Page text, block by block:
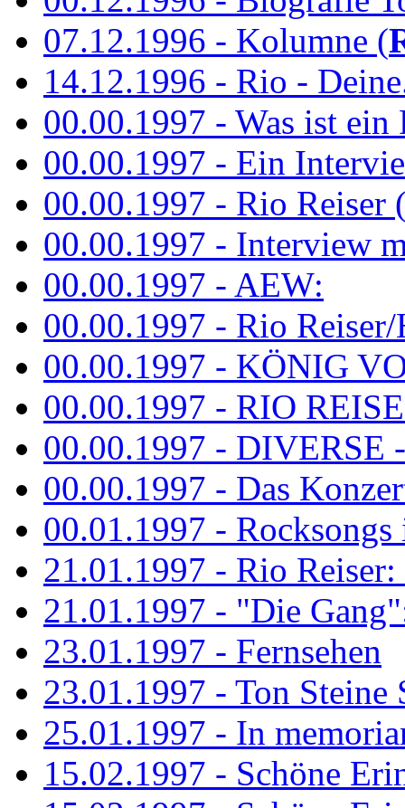
07.12.1996 - Kolumne (
14.12.1996 - Rio -
00.00.1997 - Was ist ein
00.00.1997 - Ein
00.00.1997 - Rio Reiser
00.00.1997 - Interview
00.00.1997 - AEW:
00.00.1997 - Rio Reiser/
00.00.1997 - KÖNIG
00.00.1997 - RIO
00.00.1997 - DIVERSE
00.00.1997 - Das
00.01.1997 -
21.01.1997 - Rio
21.01.1997 - "Die
23.01.1997 - Fernsehen
23.01.1997 - Ton Steine
25.01.1997 - In
15.02.1997 - Schöne